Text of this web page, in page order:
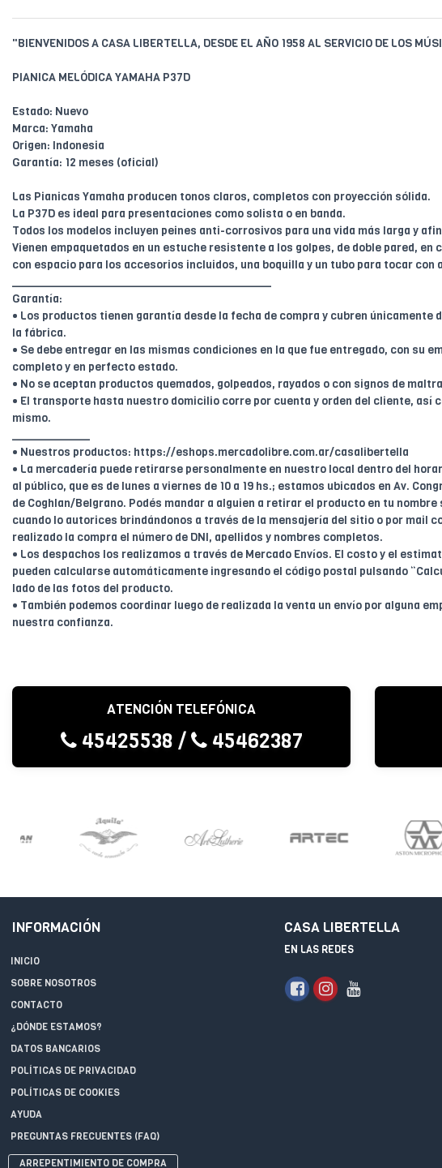
"BIENVENIDOS A CASA LIBERTELLA, DESDE EL AÑO 1958 AL SERVICIO DE LOS
PIANICA MELÓDICA YAMAHA P37D
Estado: Nuevo
Marca: Yamaha
Origen: Indonesia
Garantía: 12 meses (oficial)
Las Pianicas Yamaha producen tonos claros, completos con proyección sólida.
La P37D es ideal para presentaciones como solista o en banda.
Todos los modelos incluyen peines anti-corrosivos para una vida más larga y
Vienen empaquetados en un estuche resistente a los golpes, de doble pared, en
con espacio para los accesorios incluidos, una boquilla y un tubo para tocar con
________________________________________
Garantía:
• Los productos tienen garantía desde la fecha de compra y cubren únicamente
la fábrica.
• Se debe entregar en las mismas condiciones en la que fue entregado, con su
completo y en perfecto estado.
• No se aceptan productos quemados, golpeados, rayados o con signos de
• El transporte hasta nuestro domicilio corre por cuenta y orden del cliente, así
mismo.
____________
• Nuestros productos: https://eshops.mercadolibre.com.ar/casalibertella
• La mercadería puede retirarse personalmente en nuestro local dentro del
al público, que es de lunes a viernes de 10 a 19 hs.; estamos ubicados en Av.
de Coghlan/Belgrano. Podés mandar a alguien a retirar el producto en tu nombre
cuando lo autorices brindándonos a través de la mensajería del sitio o por mail
realizado la compra el número de DNI, apellidos y nombres completos.
• Los despachos los realizamos a través de Mercado Envíos. El costo y el
pueden calcularse automáticamente ingresando el código postal pulsando
lado de las fotos del producto.
• También podemos coordinar luego de realizada la venta un envío por alguna
nuestra confianza.
ATENCIÓN TELEFÓNICA
45425538 / 45462387
INFORMACIÓN
INICIO
SOBRE NOSOTROS
CONTACTO
¿DÓNDE ESTAMOS?
DATOS BANCARIOS
POLÍTICAS DE PRIVACIDAD
POLÍTICAS DE COOKIES
AYUDA
PREGUNTAS FRECUENTES (FAQ)
ARREPENTIMIENTO DE COMPRA
CASA LIBERTELLA
EN LAS REDES